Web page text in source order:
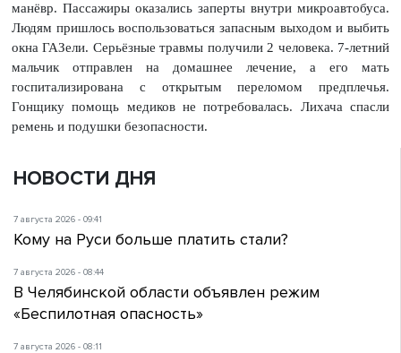
манёвр. Пассажиры оказались заперты внутри микроавтобуса.
Людям пришлось воспользоваться запасным выходом и выбить
окна ГАЗели. Серьёзные травмы получили 2 человека. 7-летний
мальчик отправлен на домашнее лечение, а его мать
госпитализирована с открытым переломом предплечья.
Гонщику помощь медиков не потребовалась. Лихача спасли
ремень и подушки безопасности.
НОВОСТИ ДНЯ
7 августа 2026 - 09:41
Кому на Руси больше платить стали?
7 августа 2026 - 08:44
В Челябинской области объявлен режим
«Беспилотная опасность»
7 августа 2026 - 08:11